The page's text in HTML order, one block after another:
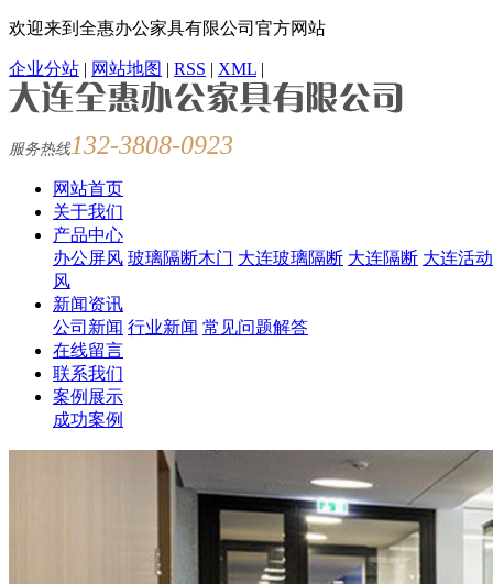
欢迎来到全惠办公家具有限公司官方网站
企业分站 | 网站地图 | RSS | XML |
服务热线 132-3808-0923
网站首页
关于我们
产品中心
办公屏风 玻璃隔断木门 大连玻璃隔断 大连隔断 大连活
风
新闻资讯
公司新闻 行业新闻 常见问题解答
在线留言
联系我们
案例展示
成功案例